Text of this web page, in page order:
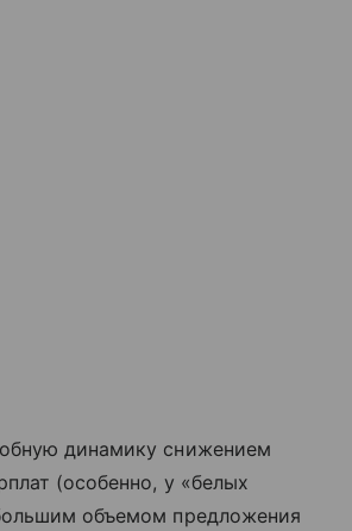
динамику снижением
(особенно, у «белых
объемом предложения